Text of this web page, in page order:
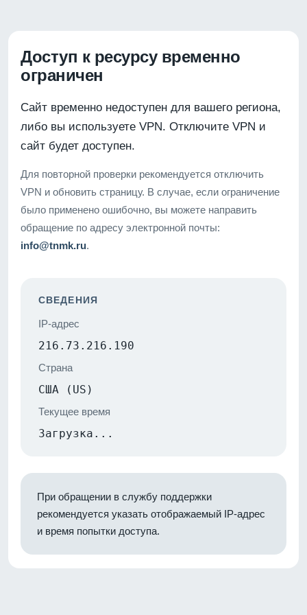
Доступ к ресурсу временно
ограничен
Сайт временно недоступен для вашего региона,
либо вы используете VPN. Отключите VPN и
сайт будет доступен.
Для повторной проверки рекомендуется отключить
VPN и обновить страницу. В случае, если ограничение
было применено ошибочно, вы можете направить
обращение по адресу электронной почты:
info@tnmk.ru.
СВЕДЕНИЯ
IP-адрес
216.73.216.190
Страна
США (US)
Текущее время
Загрузка...
При обращении в службу поддержки
рекомендуется указать отображаемый IP-адрес
и время попытки доступа.